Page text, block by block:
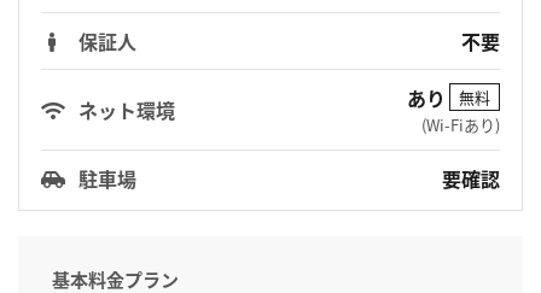
保証人
不要
ネット環境 あり
無料
(Wi-Fiあり)
駐車場 要確認
基本料金プラン